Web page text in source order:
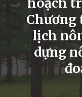
lịch
dựng